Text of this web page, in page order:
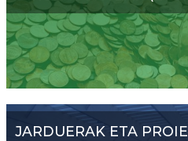
JARDUERAK ETA